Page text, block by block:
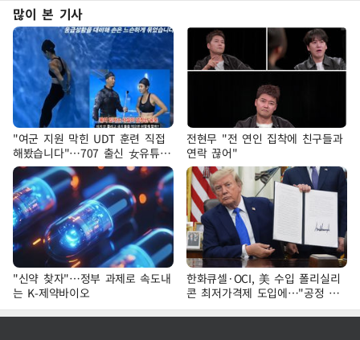
많이 본 기사
"여군 지원 막힌 UDT 훈련 직접
해봤습니다"…707 출신 女유튜버
'완벽 소화'
전현무 "전 연인 집착에 친구들과
연락 끊어"
"신약 찾자"…정부 과제로 속도내
는 K-제약바이오
한화큐셀·OCI, 美 수입 폴리실리
콘 최저가격제 도입에…"공정 경
쟁·수익성 개선 환영"